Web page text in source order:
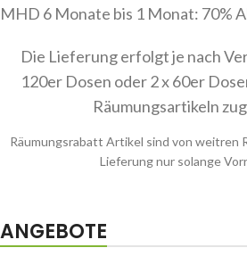
MHD 6 Monate bis 1 Monat: 70%
Die Lieferung erfolgt je nach
120er Dosen oder 2 x 60er
Räumungsartikeln
Räumungsrabatt Artikel sind von weitren
Lieferung nur solange
ANGEBOTE